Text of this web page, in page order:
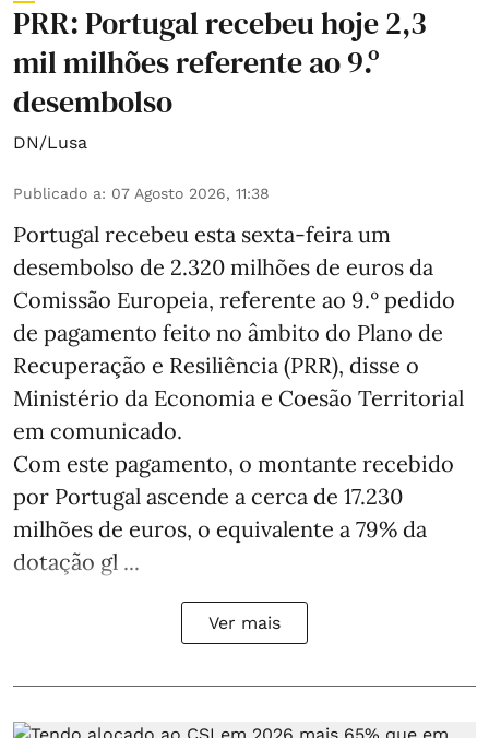
PRR: Portugal recebeu hoje 2,3
mil milhões referente ao 9.º
desembolso
DN/Lusa
Publicado a: 07 Agosto 2026, 11:38
Portugal recebeu esta sexta-feira um
desembolso de 2.320 milhões de euros da
Comissão Europeia, referente ao 9.º pedido
de pagamento feito no âmbito do Plano de
Recuperação e Resiliência (PRR), disse o
Ministério da Economia e Coesão Territorial
em comunicado.
Com este pagamento, o montante recebido
por Portugal ascende a cerca de 17.230
milhões de euros, o equivalente a 79% da
dotação gl ...
Ver mais